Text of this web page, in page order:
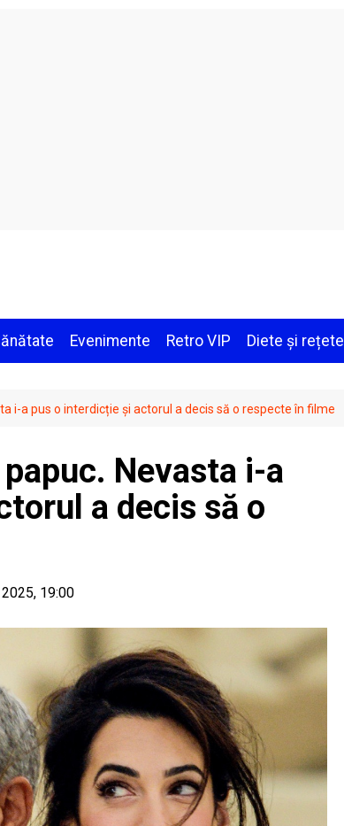
Evenimente Retro VIP Diete și rețete
i-a pus o interdicție și actorul a decis să o respecte în filme
Nevasta i-a
a decis să o
19:00